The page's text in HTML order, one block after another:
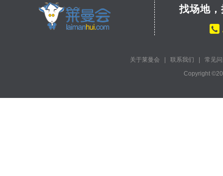
找场地
关于莱曼会 联系我们
常见
Copyright